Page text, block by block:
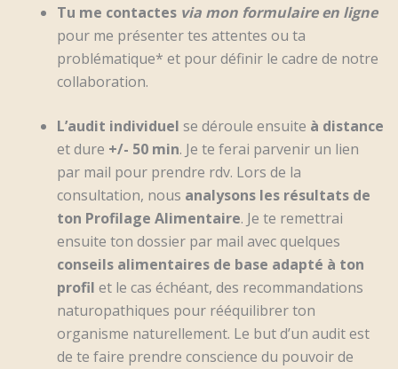
Tu me contactes via mon formulaire en ligne
pour me présenter tes attentes ou ta
problématique* et pour définir le cadre de notre
collaboration.
L’audit individuel se déroule ensuite à distance
et dure +/- 50 min. Je te ferai parvenir un lien
par mail pour prendre rdv. Lors de la
consultation, nous analysons les résultats de
ton Profilage Alimentaire. Je te remettrai
ensuite ton dossier par mail avec quelques
conseils alimentaires de base adapté à ton
profil et le cas échéant, des recommandations
naturopathiques pour rééquilibrer ton
organisme naturellement. Le but d’un audit est
de te faire prendre conscience du pouvoir de